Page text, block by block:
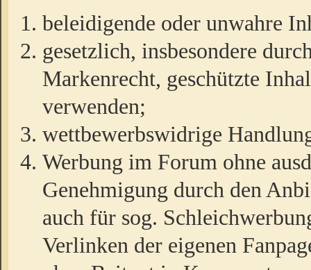
beleidigende oder unwahre
gesetzlich, insbesondere
Markenrecht, geschützte
verwenden;
wettbewerbswidrige
Werbung im Forum ohne
Genehmigung durch den
auch für sog.
Verlinken der eigenen